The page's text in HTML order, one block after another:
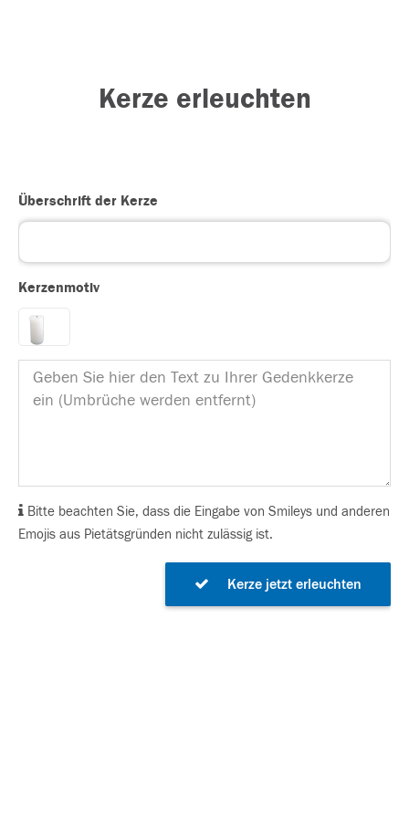
Kerze erleuchten
Überschrift der Kerze
Kerzenmotiv
Bitte beachten Sie, dass die Eingabe von Smileys und anderen
Emojis aus Pietätsgründen nicht zulässig ist.
Kerze jetzt erleuchten